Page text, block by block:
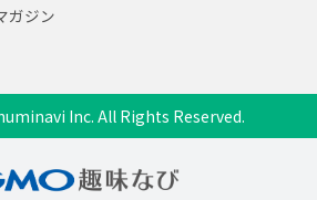
ガジン
Inc. All Rights Reserved.